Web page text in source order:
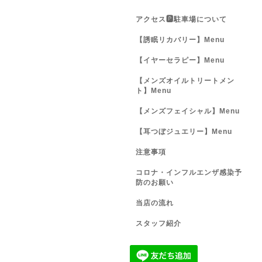
アクセス🅿️駐車場について
【誘眠リカバリー】Menu
【イヤーセラピー】Menu
【メンズオイルトリートメン
ト】Menu
【メンズフェイシャル】Menu
【耳つぼジュエリー】Menu
注意事項
コロナ・インフルエンザ感染予
防のお願い
当店の流れ
スタッフ紹介